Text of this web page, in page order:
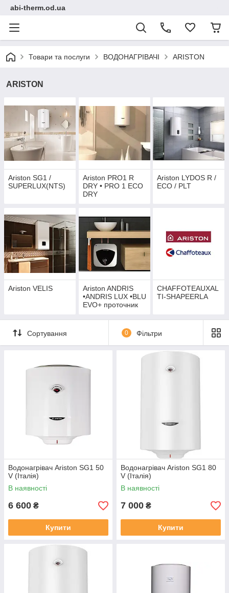
abi-therm.od.ua
Товари та послуги ВОДОНАГРІВАЧІ ARISTON
ARISTON
Ariston SG1 /
SUPERLUX(NTS)
Ariston PRO1 R
DRY • PRO 1 ECO
DRY
Ariston LYDOS R /
ECO / PLT
Ariston VELIS
Ariston ANDRIS
•ANDRIS LUX •BLU
EVO+ проточник
CHAFFOTEAUXAL
TI-SHAPEERLA
Сортування 0 Фільтри
Водонагрівач Ariston SG1 50
V (Італія)
В наявності
6 600 ₴
Купити
Водонагрівач Ariston SG1 80
V (Італія)
В наявності
7 000 ₴
Купити